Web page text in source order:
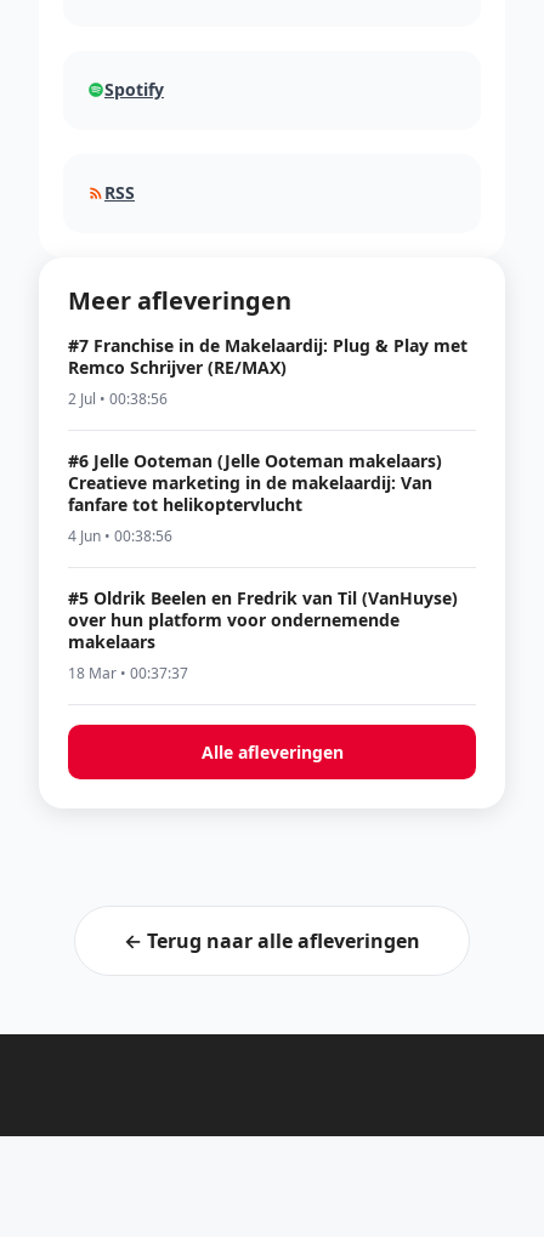
Spotify
RSS
Meer afleveringen
#7 Franchise in de Makelaardij: Plug & Play met
Remco Schrijver (RE/MAX)
2 Jul • 00:38:56
#6 Jelle Ooteman (Jelle Ooteman makelaars)
Creatieve marketing in de makelaardij: Van
fanfare tot helikoptervlucht
4 Jun • 00:38:56
#5 Oldrik Beelen en Fredrik van Til (VanHuyse)
over hun platform voor ondernemende
makelaars
18 Mar • 00:37:37
Alle afleveringen
← Terug naar alle afleveringen